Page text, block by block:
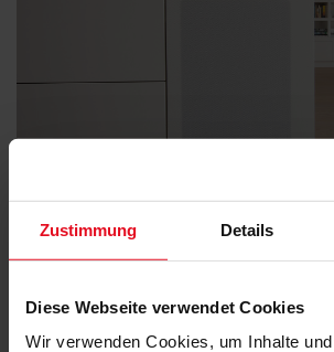
Zustimmung Details
Diese Webseite verwendet Cookies
Wir verwenden Cookies, um Inhalte